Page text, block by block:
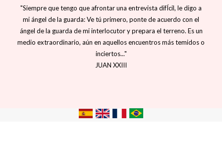
"Siempre que tengo que afrontar una entrevista difÍcil, le digo a
mi ángel de la guarda: Ve tú primero, ponte de acuerdo con el
ángel de la guarda de mi interlocutor y prepara el terreno. Es un
medio extraordinario, aún en aquellos encuentros más temidos o
inciertos..."
JUAN XXIII